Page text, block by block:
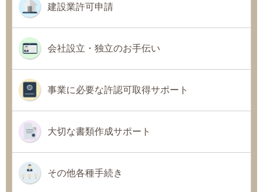
建設業許可申請
会社設立・独立のお手伝い
事業に必要な許認可取得サポート
大切な書類作成サポート
その他各種手続き